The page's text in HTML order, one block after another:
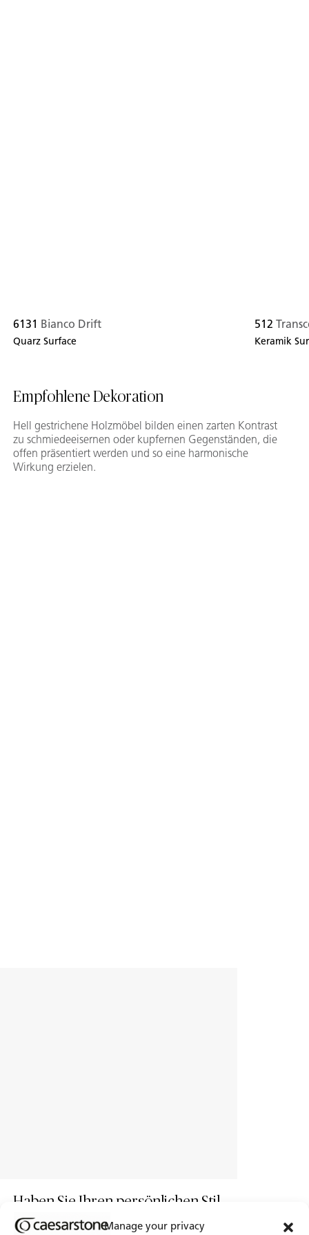
Manage your privacy
6131 Bianco Drift
Quarz Surface
512
Keramik
Empfohlene Dekoration
Hell gestrichene Holzmöbel bilden einen zarten Kontrast
zu schmiedeeisernen oder kupfernen Gegenständen, die
offen präsentiert werden und so eine harmonische
Wirkung erzielen.
Haben Sie Ihren persönlichen Stil
gefunden?